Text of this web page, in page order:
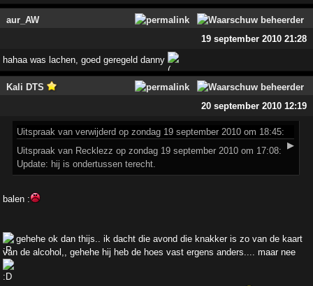
aur_AW
19 september 2010 21:28
hahaa was lachen, goed geregeld danny
Kali DTS
20 september 2010 12:19
Uitspraak van verwijderd op zondag 19 september 2010 om 18:45:
▶
Uitspraak van Recklezz op zondag 19 september 2010 om 17:08:
Update: hij is ondertussen terecht.
balen :
gehehe ok dan thijs.. ik dacht die avond die knakker is zo van de kaart
van de alcohol,, gehehe hij heb de hoes vast ergens anders.... maar nee